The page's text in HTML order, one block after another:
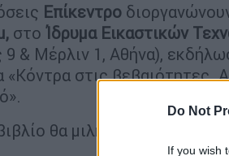
Do Not
If you wish
Επίκεντρο
στο Ίδρυμα Εικαστικών
9 & Μέρλιν 1, Αθήνα),
«Κόντρα στις βεβαιότητες.
θα μιλήσουν :